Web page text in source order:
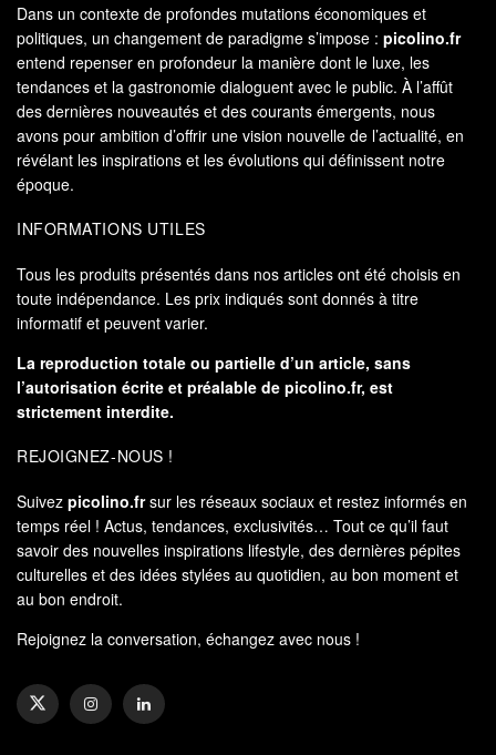
Dans un contexte de profondes mutations économiques et
politiques, un changement de paradigme s’impose : picolino.fr
entend repenser en profondeur la manière dont le luxe, les
tendances et la gastronomie dialoguent avec le public. À l’affût
des dernières nouveautés et des courants émergents, nous
avons pour ambition d’offrir une vision nouvelle de l’actualité, en
révélant les inspirations et les évolutions qui définissent notre
époque.
INFORMATIONS UTILES
Tous les produits présentés dans nos articles ont été choisis en
toute indépendance. Les prix indiqués sont donnés à titre
informatif et peuvent varier.
La reproduction totale ou partielle d’un article, sans
l’autorisation écrite et préalable de picolino.fr, est
strictement interdite.
REJOIGNEZ-NOUS !
Suivez picolino.frsur les réseaux sociaux et restez informés en
temps réel ! Actus, tendances, exclusivités… Tout ce qu’il faut
savoir des nouvelles inspirations lifestyle, des dernières pépites
culturelles et des idées stylées au quotidien, au bon moment et
au bon endroit.
Rejoignez la conversation, échangez avec nous !